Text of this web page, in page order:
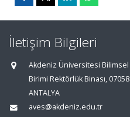
İletişim Bilgileri
Akdeniz Üniversitesi
Birimi Rektörlük Binası, 07058
ANTALYA
aves@akdeniz.edu.tr